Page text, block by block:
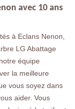
avec 10 ans
à Eclans Nenon,
LG Abattage
équipe
la meilleure
vous soyez dans
aider. Vous